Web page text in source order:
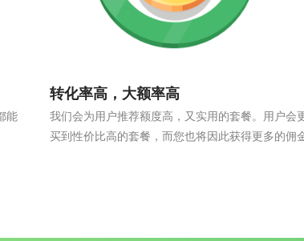
能
转化率高，大额率高
我们会为用户推荐额度高，又实用的套餐。用户会
买到性价比高的套餐，而您也将因此获得更多的佣金